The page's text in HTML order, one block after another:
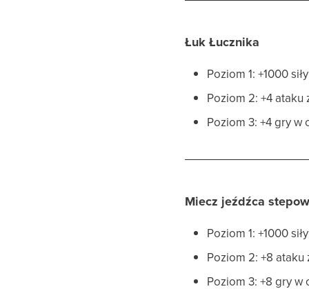
Łuk Łucznika
Poziom 1: +1000 siły
Poziom 2: +4 ataku
Poziom 3: +4 gry w
Miecz jeźdźca
Poziom 1: +1000 siły
Poziom 2: +8
Poziom 3: +8 gry